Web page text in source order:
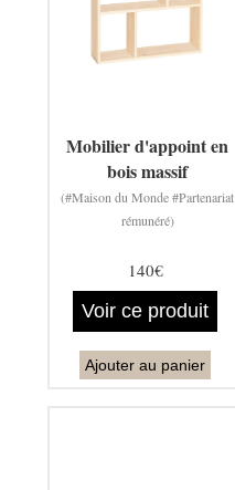
Mobilier d'appoint en
bois massif
(#Maison du Monde #Partenariat
rémunéré)
140€
Voir ce produit
Ajouter au panier